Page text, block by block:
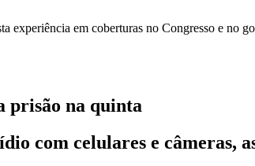
experiência em coberturas no Congresso e no
prisão na quinta
com celulares e câmeras,